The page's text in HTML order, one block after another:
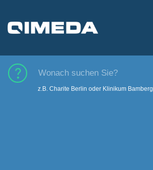
z.B. Charite Berlin oder Klinikum Bamberg